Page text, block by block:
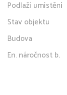
Podlaží umístění
Stav objektu
Budova
En. náročnost b.